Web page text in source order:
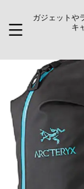
ガジェットや
キ